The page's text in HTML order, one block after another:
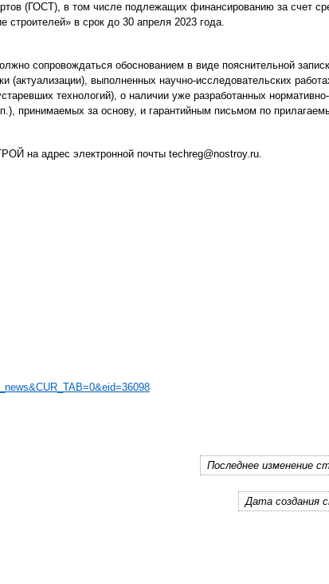
(ГОСТ), в том числе подлежащих финансированию за счет
в срок до 30 апреля 2023 года.
сопровождаться обоснованием в виде пояснительной
(актуализации), выполненных научно-исследовательских
технологий), о наличии уже разработанных
принимаемых за основу, и гарантийным письмом по
на адрес электронной почты techreg@nostroy.ru.
Последнее изменение
Дата создания